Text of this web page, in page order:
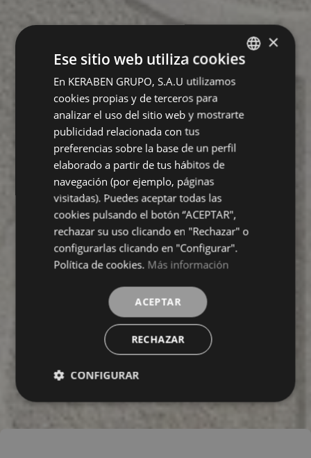
FRENCH
×
Ese sitio web utiliza cookies
En KERABEN GRUPO, S.A.U utilizamos
cookies propias y de terceros para
analizar el uso del sitio web y mostrarte
publicidad relacionada con tus
preferencias sobre la base de un perfil
elaborado a partir de tus hábitos de
navegación (por ejemplo, páginas
visitadas). Puedes aceptar todas las
cookies pulsando el botón “ACEPTAR",
rechazar su uso clicando en "Rechazar" o
configurarlas clicando en "Configurar".
Política de cookies. Más información
ACEPTAR
RECHAZAR
CONFIGURAR